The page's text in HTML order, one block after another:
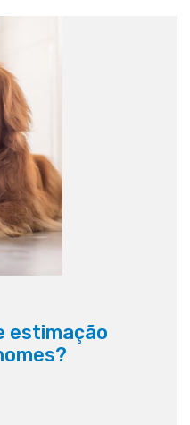
estimação